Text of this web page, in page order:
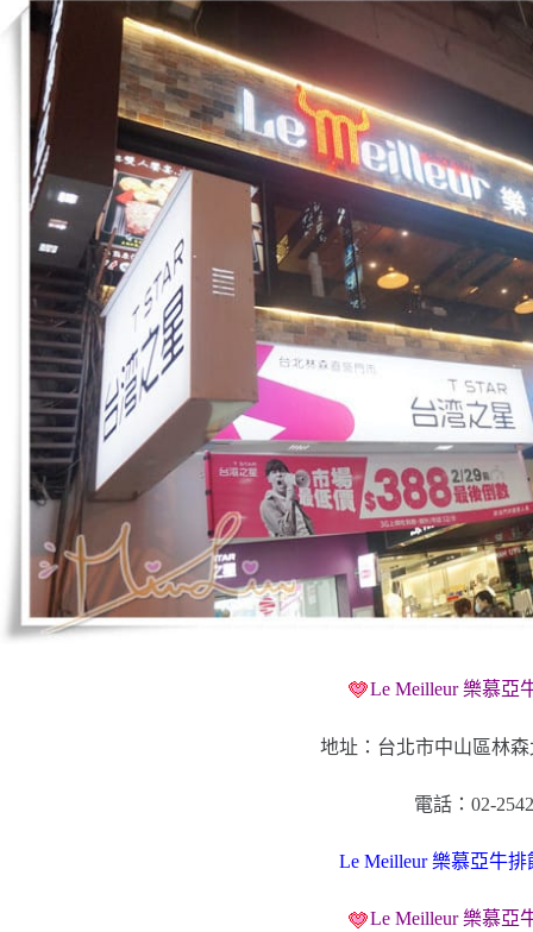
Le Meilleur 樂慕亞
地址：台北市中山區林
電話：02-
Le Meilleur 樂慕亞牛
Le Meilleur 樂慕亞